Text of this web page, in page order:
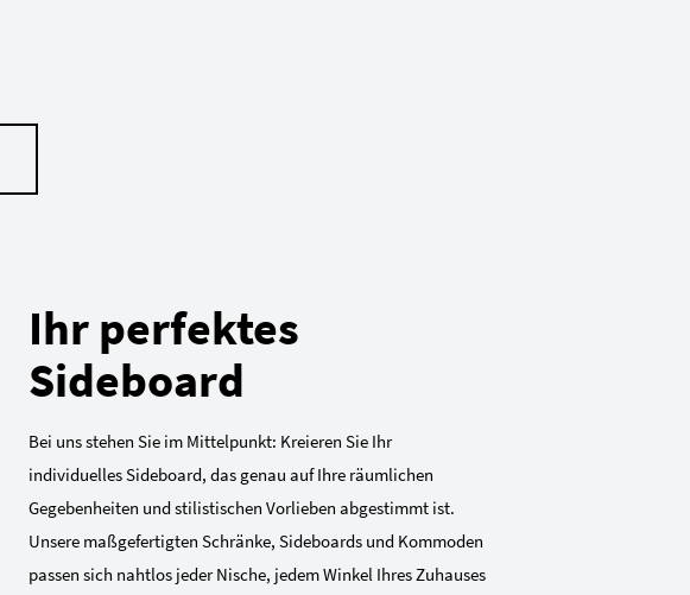
Ihr perfektes
Sideboard
Bei uns stehen Sie im Mittelpunkt: Kreieren Sie Ihr
individuelles Sideboard, das genau auf Ihre räumlichen
Gegebenheiten und stilistischen Vorlieben abgestimmt ist.
Unsere maßgefertigten Schränke, Sideboards und Kommoden
passen sich nahtlos jeder Nische, jedem Winkel Ihres Zuhauses